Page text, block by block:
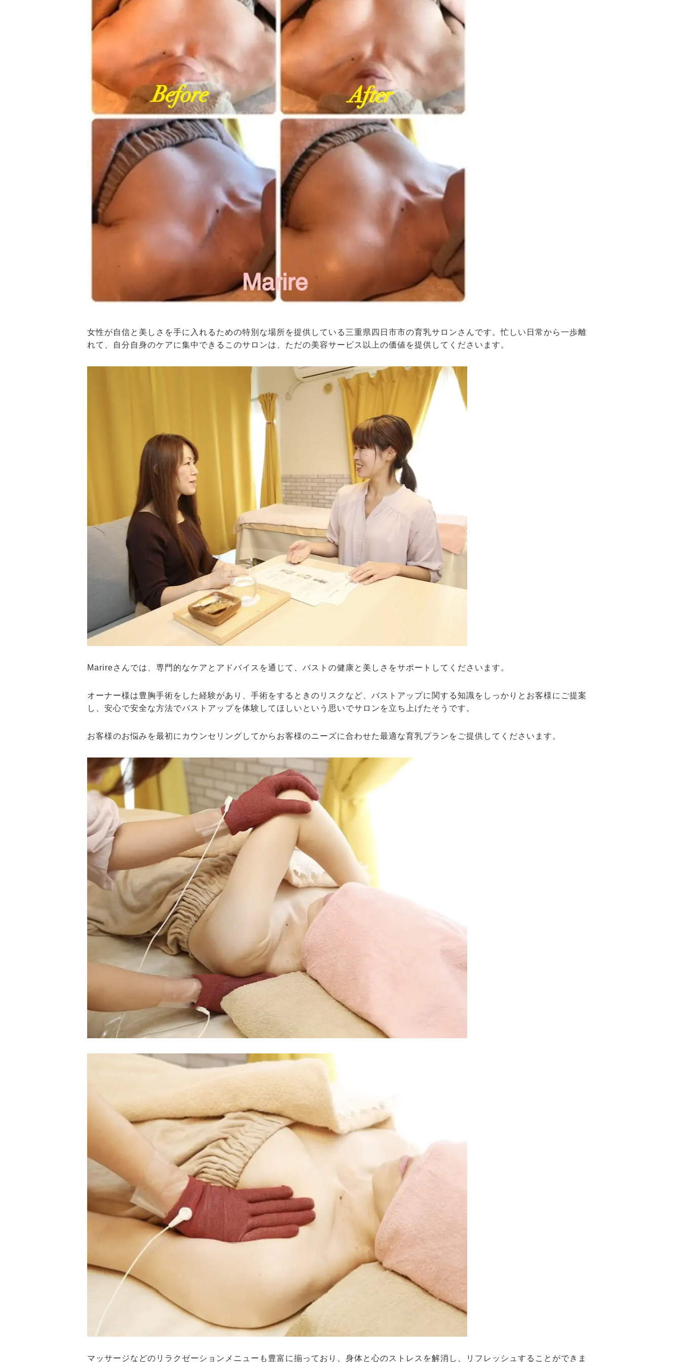
女性が自信と美しさを手に入れるための特別な場所を提供している三重県四日市市の育乳サロンさんです。忙しい日常から一歩離
れて、自分自身のケアに集中できるこのサロンは、ただの美容サービス以上の価値を提供してくださいます。
Marireさんでは、専門的なケアとアドバイスを通じて、バストの健康と美しさをサポートしてくださいます。
オーナー様は豊胸手術をした経験があり、手術をするときのリスクなど、バストアップに関する知識をしっかりとお客様にご提案
し、安心で安全な方法でバストアップを体験してほしいという思いでサロンを立ち上げたそうです。
お客様のお悩みを最初にカウンセリングしてからお客様のニーズに合わせた最適な育乳プランをご提供してくださいます。
マッサージなどのリラクゼーションメニューも豊富に揃っており、身体と心のストレスを解消し、リフレッシュすることができま